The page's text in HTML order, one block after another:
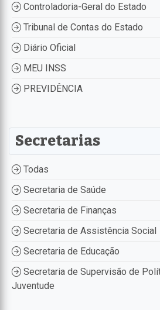
Controladoria-Geral do Estado
Tribunal de Contas do Estado
Diário Oficial
MEU INSS
PREVIDÊNCIA
Secretarias
Todas
Secretaria de Saúde
Secretaria de Finanças
Secretaria de Assistência Social
Secretaria de Educação
Secretaria de Supervisão de
Juventude